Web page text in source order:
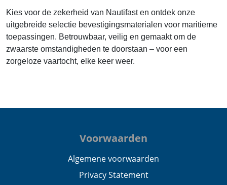
Kies voor de zekerheid van Nautifast en ontdek onze
uitgebreide selectie bevestigingsmaterialen voor maritieme
toepassingen. Betrouwbaar, veilig en gemaakt om de
zwaarste omstandigheden te doorstaan – voor een
zorgeloze vaartocht, elke keer weer.
Voorwaarden
Algemene voorwaarden
Privacy Statement